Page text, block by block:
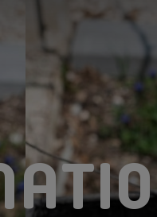
VERTS